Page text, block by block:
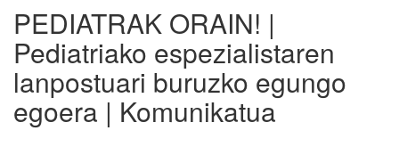
PEDIATRAK ORAIN! |
Pediatriako espezialistaren
lanpostuari buruzko egungo
egoera | Komunikatua